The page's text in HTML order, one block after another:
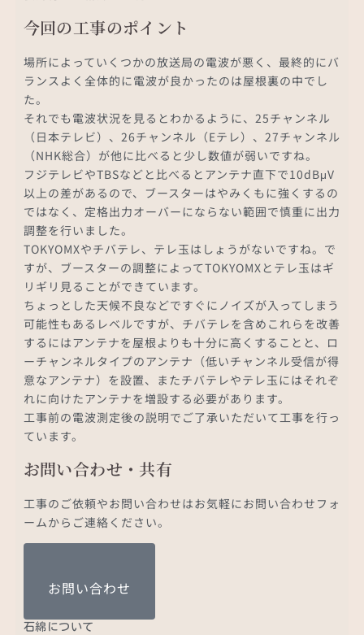
今回の工事のポイント
場所によっていくつかの放送局の電波が悪く、最終的にバ
ランスよく全体的に電波が良かったのは屋根裏の中でし
た。
それでも電波状況を見るとわかるように、25チャンネル
（日本テレビ）、26チャンネル（Eテレ）、27チャンネル
（NHK総合）が他に比べると少し数値が弱いですね。
フジテレビやTBSなどと比べるとアンテナ直下で10dBμV
以上の差があるので、ブースターはやみくもに強くするの
ではなく、定格出力オーバーにならない範囲で慎重に出力
調整を行いました。
TOKYOMXやチバテレ、テレ玉はしょうがないですね。で
すが、ブースターの調整によってTOKYOMXとテレ玉はギ
リギリ見ることができています。
ちょっとした天候不良などですぐにノイズが入ってしまう
可能性もあるレベルですが、チバテレを含めこれらを改善
するにはアンテナを屋根よりも十分に高くすることと、ロ
ーチャンネルタイプのアンテナ（低いチャンネル受信が得
意なアンテナ）を設置、またチバテレやテレ玉にはそれぞ
れに向けたアンテナを増設する必要があります。
工事前の電波測定後の説明でご了承いただいて工事を行っ
ています。
お問い合わせ・共有
工事のご依頼やお問い合わせはお気軽にお問い合わせフォ
ームからご連絡ください。
お問い合わせ
石綿について